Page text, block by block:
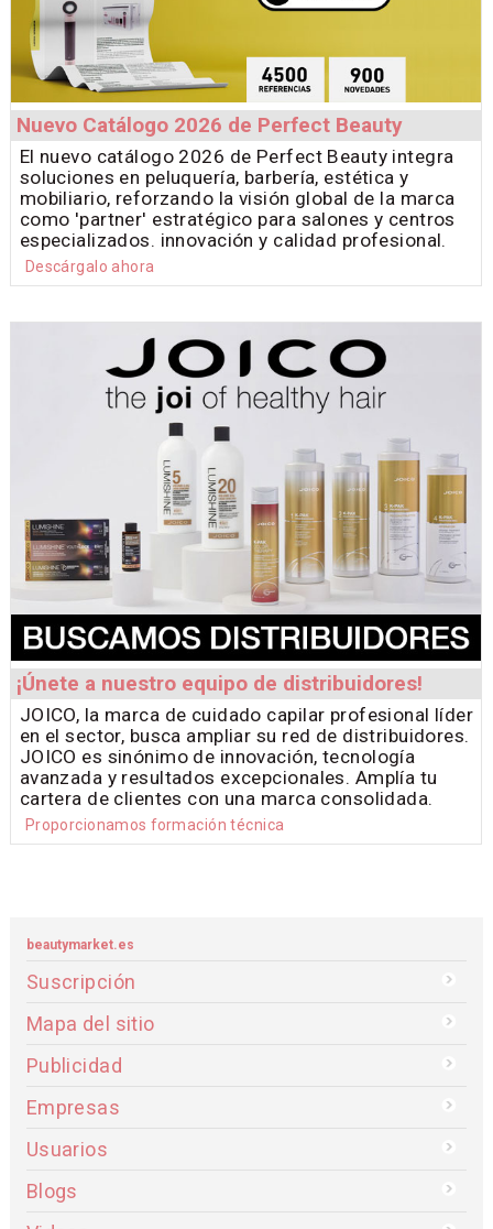
Nuevo Catálogo 2026 de Perfect Beauty
El nuevo catálogo 2026 de Perfect Beauty integra
soluciones en peluquería, barbería, estética y
mobiliario, reforzando la visión global de la marca
como 'partner' estratégico para salones y centros
especializados. innovación y calidad profesional.
Descárgalo ahora
¡Únete a nuestro equipo de distribuidores!
JOICO, la marca de cuidado capilar profesional líder
en el sector, busca ampliar su red de distribuidores.
JOICO es sinónimo de innovación, tecnología
avanzada y resultados excepcionales. Amplía tu
cartera de clientes con una marca consolidada.
Proporcionamos formación técnica
beautymarket.es
Suscripción
Mapa del sitio
Publicidad
Empresas
Usuarios
Blogs